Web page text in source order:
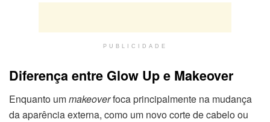
PUBLICIDADE
Diferença entre Glow Up e Makeover
Enquanto ummakeoverfoca principalmente na mudança
da aparência externa, como um novo corte de cabelo ou